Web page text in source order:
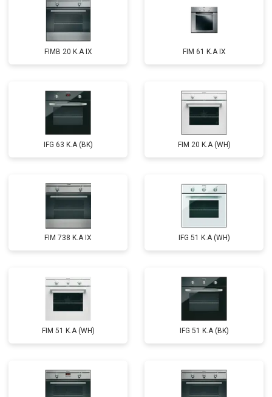
FIMB 20 K.A IX FIM 61 K.A IX
IFG 63 K.A (BK) FIM 20 K.A (WH)
FIM 738 K.A IX IFG 51 K.A (WH)
FIM 51 K.A (WH) IFG 51 K.A (BK)